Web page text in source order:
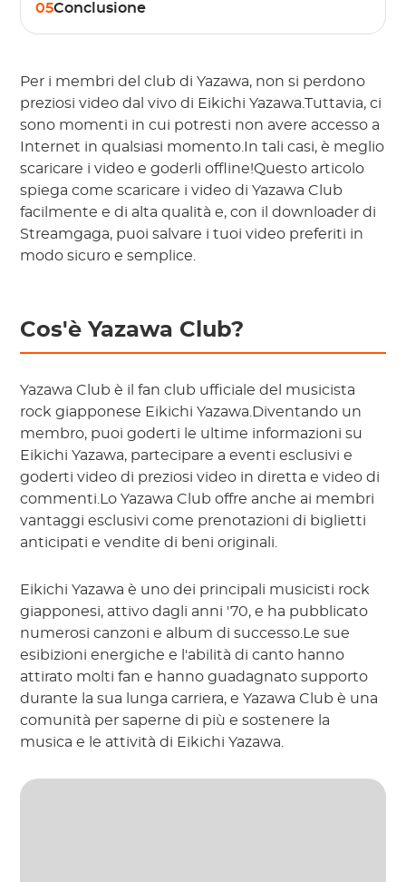
05Conclusione
Per i membri del club di Yazawa, non si perdono
preziosi video dal vivo di Eikichi Yazawa.Tuttavia, ci
sono momenti in cui potresti non avere accesso a
Internet in qualsiasi momento.In tali casi, è meglio
scaricare i video e goderli offline!Questo articolo
spiega come scaricare i video di Yazawa Club
facilmente e di alta qualità e, con il downloader di
Streamgaga, puoi salvare i tuoi video preferiti in
modo sicuro e semplice.
Cos'è Yazawa Club?
Yazawa Club è il fan club ufficiale del musicista
rock giapponese Eikichi Yazawa.Diventando un
membro, puoi goderti le ultime informazioni su
Eikichi Yazawa, partecipare a eventi esclusivi e
goderti video di preziosi video in diretta e video di
commenti.Lo Yazawa Club offre anche ai membri
vantaggi esclusivi come prenotazioni di biglietti
anticipati e vendite di beni originali.
Eikichi Yazawa è uno dei principali musicisti rock
giapponesi, attivo dagli anni '70, e ha pubblicato
numerosi canzoni e album di successo.Le sue
esibizioni energiche e l'abilità di canto hanno
attirato molti fan e hanno guadagnato supporto
durante la sua lunga carriera, e Yazawa Club è una
comunità per saperne di più e sostenere la
musica e le attività di Eikichi Yazawa.